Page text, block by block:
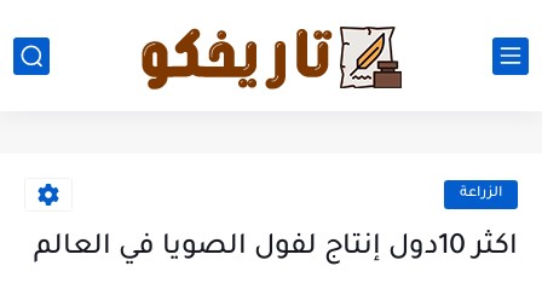
الزراعة
اكثر 10دول إنتاج لفول الصويا في العالم